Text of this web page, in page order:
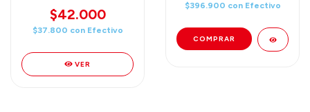
(One Blind Box)
$42.000
$37.800 con Efectivo
VER
$396.900 con Efectivo